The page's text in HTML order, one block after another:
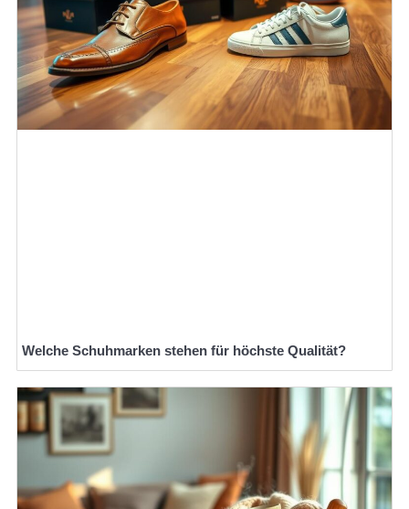
Welche Schuhmarken stehen für höchste Qualität?